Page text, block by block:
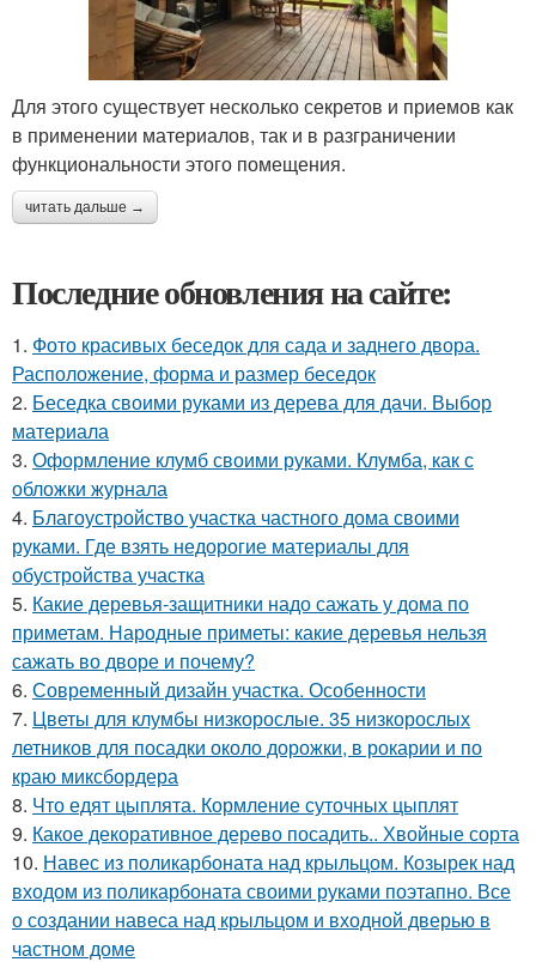
Для этого существует несколько секретов и приемов как
в применении материалов, так и в разграничении
функциональности этого помещения.
читать дальше →
Последние обновления на сайте:
1. Фото красивых беседок для сада и заднего двора.
Расположение, форма и размер беседок
2. Беседка своими руками из дерева для дачи. Выбор
материала
3. Оформление клумб своими руками. Клумба, как с
обложки журнала
4. Благоустройство участка частного дома своими
руками. Где взять недорогие материалы для
обустройства участка
5. Какие деревья-защитники надо сажать у дома по
приметам. Народные приметы: какие деревья нельзя
сажать во дворе и почему?
6. Современный дизайн участка. Особенности
7. Цветы для клумбы низкорослые. 35 низкорослых
летников для посадки около дорожки, в рокарии и по
краю миксбордера
8. Что едят цыплята. Кормление суточных цыплят
9. Какое декоративное дерево посадить.. Хвойные сорта
10. Навес из поликарбоната над крыльцом. Козырек над
входом из поликарбоната своими руками поэтапно. Все
о создании навеса над крыльцом и входной дверью в
частном доме